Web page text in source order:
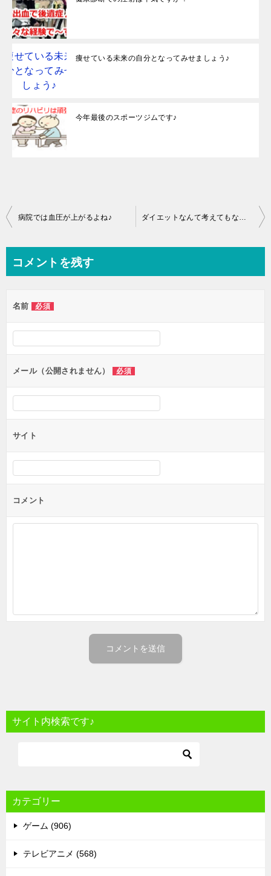
痩せている未来の自分となってみせましょう♪
今年最後のスポーツジムです♪
投
ビ
ー
シ
ン
病院では血圧が上がるよね♪ ダイエットなんて考えてもなかったのにね♪
コメントを残す
名前 必須
メール（公開されません） 必須
サイト
コメント
サイト内検索です♪
カテゴリー
ゲーム (906)
テレビアニメ (568)